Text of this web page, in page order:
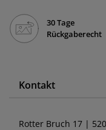
30 Tage
Rückgaberecht
Kontakt
Rotter Bruch 17 |